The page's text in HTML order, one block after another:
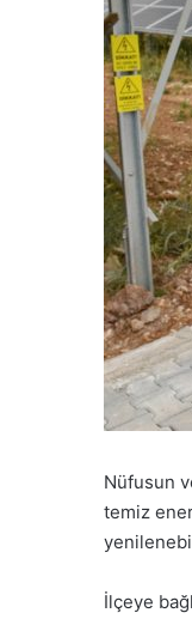
Nüfusun
temiz
İlçeye